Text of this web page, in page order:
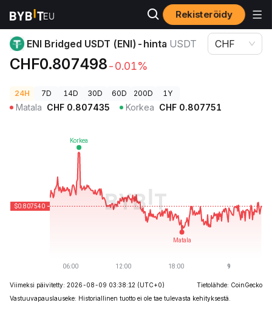
Rekisteröidy
Kryptohinnat ENI Bridged USDT (ENI)-hinta USDT
ENI Bridged USDT (ENI)-hinta USDT
CHF0.807498-0.01%
CHF
24H 7D 14D 30D 60D 200D 1Y
Matala CHF 0.807435 Korkea CHF 0.807751
Viimeksi päivitetty: 2026-08-09 03:38:12 (UTC+0)
Tietolähde: CoinGecko
Vastuuvapauslauseke: Historiallinen tuotto ei ole tae tulevasta kehityksestä.